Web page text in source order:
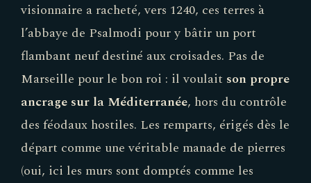
visionnaire a racheté, vers 1240, ces terres à
l’abbaye de Psalmodi pour y bâtir un port
flambant neuf destiné aux croisades. Pas de
Marseille pour le bon roi : il voulait son propre
ancrage sur la Méditerranée, hors du contrôle
des féodaux hostiles. Les remparts, érigés dès le
départ comme une véritable manade de pierres
(oui, ici les murs sont domptés comme les